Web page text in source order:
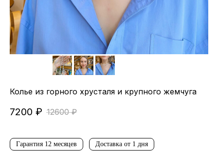
Колье из горного хрусталя и крупного жемчуга
7200 ₽ 12600 ₽
Гарантия 12 месяцев Доставка от 1 дня